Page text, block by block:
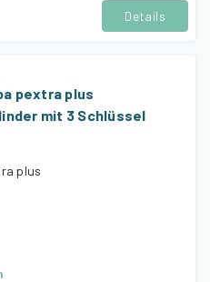
Details
pextra plus
mit 3 Schlüssel
plus